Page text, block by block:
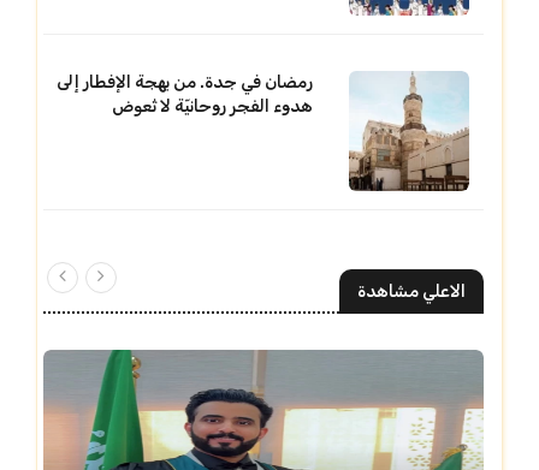
رمضان في جدة. من بهجة الإفطار إلى
هدوء الفجر روحانيّة لا تُعوض
الاعلي مشاهدة